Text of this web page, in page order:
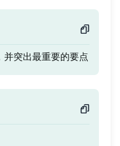
突出最重要的要点